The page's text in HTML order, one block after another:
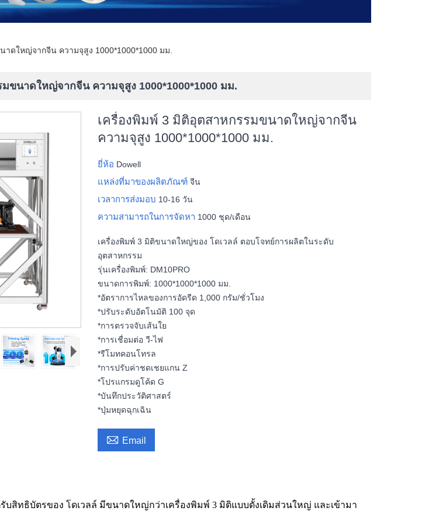
าดใหญ่จากจีน ความจุสูง 1000*1000*1000 มม.
ขนาดใหญ่จากจีน ความจุสูง 1000*1000*1000 มม.
เครื่องพิมพ์ 3 มิติอุตสาหกรรมขนาดใหญ่จากจีน
ความจุสูง 1000*1000*1000 มม.
ยี่ห้อ Dowell
แหล่งที่มาของผลิตภัณฑ์จีน
เวลาการส่งมอบ 10-16 วัน
ความสามารถในการจัดหา 1000 ชุด/เดือน
เครื่องพิมพ์ 3 มิติขนาดใหญ่ของ โดเวลล์ ตอบโจทย์การผลิตในระดับ
อุตสาหกรรม
รุ่นเครื่องพิมพ์: DM10PRO
ขนาดการพิมพ์: 1000*1000*1000 มม.
*อัตราการไหลของการอัดรีด 1,000 กรัม/ชั่วโมง
*ปรับระดับอัตโนมัติ 100 จุด
*การตรวจจับเส้นใย
*การเชื่อมต่อ วี-ไฟ
*รีโมทคอนโทรล
*การปรับค่าชดเชยแกน Z
*โปรแกรมดูโค้ด G
*บันทึกประวัติศาสตร์
*ปุ่มหยุดฉุกเฉิน
 Email
บสิทธิบัตรของ โดเวลล์ มีขนาดใหญ่กว่าเครื่องพิมพ์ 3 มิติแบบดั้งเดิมส่วนใหญ่ และเข้ามา